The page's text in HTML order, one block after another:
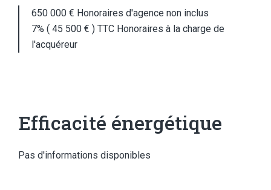
650 000 € Honoraires d'agence non inclus
7% ( 45 500 € ) TTC Honoraires à la charge de
l'acquéreur
Efficacité énergétique
Pas d'informations disponibles